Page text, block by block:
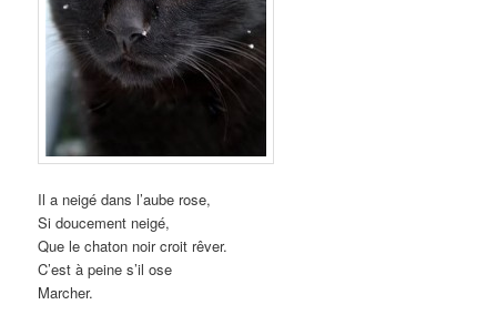
Il a neigé dans l’aube rose,
Si doucement neigé,
Que le chaton noir croit rêver.
C’est à peine s’il ose
Marcher.